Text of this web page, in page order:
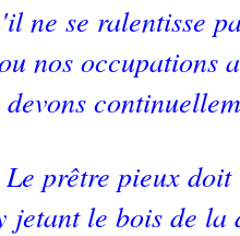
ne se ralentisse
nos occupations
devons
Le prêtre pieux
jetant le bois de la